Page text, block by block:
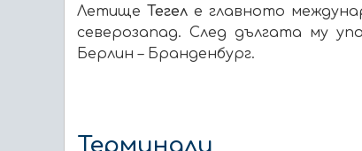
Летище Тегеле главното
северозапад. След дългата му
Берлин – Бранденбург.
Терминали